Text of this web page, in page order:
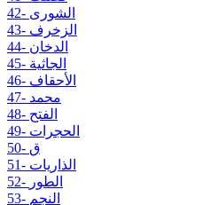
42- الشورى
43- الزخرف
44- الدخان
45- الجاثية
46- الأحقاف
47- محمد
48- الفتح
49- الحجرات
50- ق
51- الذاريات
52- الطور
53- النجم